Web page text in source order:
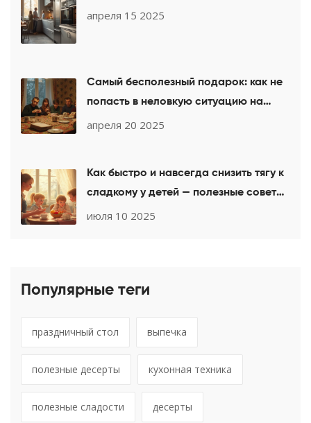
апреля 15 2025
Самый бесполезный подарок: как не
попасть в неловкую ситуацию на
выходных с гостями
апреля 20 2025
Как быстро и навсегда снизить тягу к
сладкому у детей — полезные советы
родителям
июля 10 2025
Популярные теги
праздничный стол выпечка
полезные десерты кухонная техника
полезные сладости десерты